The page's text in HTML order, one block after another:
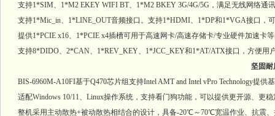
支持1*SIM、1*M2 EKEY WIFI BT、1*M2 BKEY 3G/4G/5G，满足无线网络通
支持1*Mic_in、1*LINE_OUT音频接口。支持1*HDMI、1*DP和1*VGA接口，
提供1*PCIE x16、1*PCIE x4插槽可用于高速网卡/高速存储卡/专业硬件加速卡
支持8*DIDO、2*CAN、1*REV_KEY、1*JCC_KEY和1*AT/ATX接口，方便用
坚固
BIS-6960M-A10FI基于Q470芯片组支持Intel AMT and Intel vPro Technology提
适配Windows 10/11、Linux操作系统，支持看门狗功能，可以提供更开源、更稳
整机采用主动散热+被动散热相结合的设计，具备-20℃～70℃宽温作业、抗震、